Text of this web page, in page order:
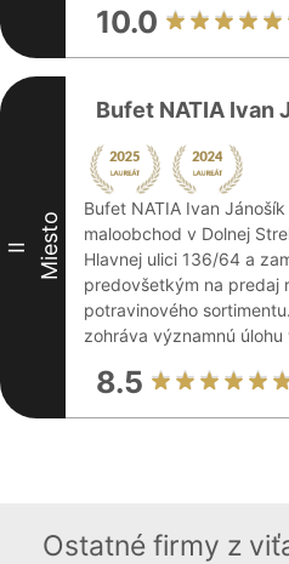
10.0
II Miesto
Bufet NATIA Ivan
Bufet NATIA Ivan
maloobchod v Dolnej
Hlavnej ulici 136/64 a
predovšetkým na predaj
potravinového
zohráva významnú úlohu
8.5
Ostatné firmy z